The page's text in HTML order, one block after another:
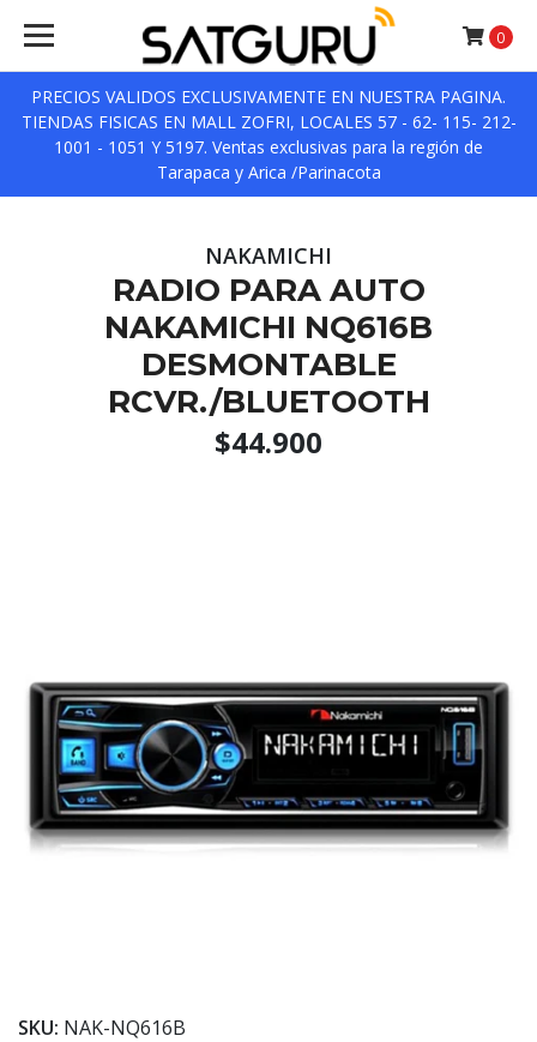
PRECIOS VALIDOS EXCLUSIVAMENTE EN NUESTRA PAGINA.
TIENDAS FISICAS EN MALL ZOFRI, LOCALES 57 - 62- 115- 212-
1001 - 1051 Y 5197. Ventas exclusivas para la región de
Tarapaca y Arica /Parinacota
0
NAKAMICHI
RADIO PARA AUTO
NAKAMICHI NQ616B
DESMONTABLE
RCVR./BLUETOOTH
$44.900
SKU: NAK-NQ616B